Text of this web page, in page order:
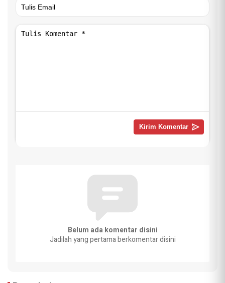
Belum ada komentar disini
Jadilah yang pertama berkomentar disini